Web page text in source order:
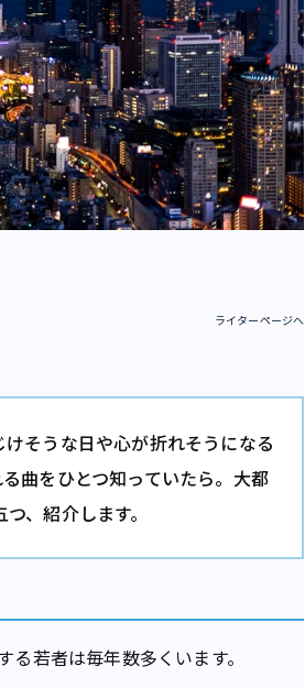
ライターページへ
そうな日や心が折れそうになる
曲をひとつ知っていたら。大都
、紹介します。
若者は毎年数多くいます。